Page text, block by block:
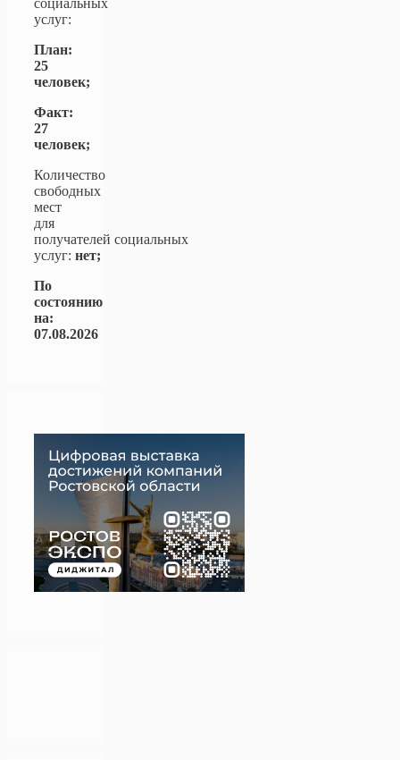
социальных
услуг:
План:
25
человек;
Факт:
27
человек;
Количество
свободных
мест
для
получателей социальных
услуг: нет;
По
состоянию
на:
07.08.2026